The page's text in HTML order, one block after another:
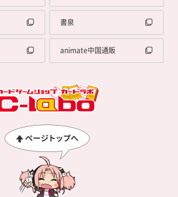
書泉
animate中国通販